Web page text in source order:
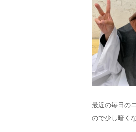
最近の毎日の
ので少し暗く